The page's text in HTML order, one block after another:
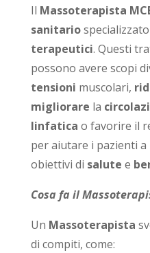
Il Massoterapista
sanitario
terapeutici. Questi
possono avere scopi
tensioni muscolari,
migliorare la
linfatica o favorire il
per aiutare i pazienti
obiettivi di salute e
Cosa fa il
Un Massoterapista
di compiti, come: